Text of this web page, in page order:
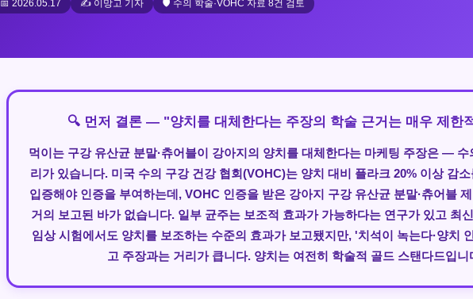
📅 2026.05.17 ✍️ 이망고 기자 🛡️ 수의 학술·VOHC 자료 8건 검토
🔍 먼저 결론 — "양치를 대체한다는 주장의 학술 근거는 매우 제한
먹이는 구강 유산균 분말·츄어블이 강아지의 양치를 대체한다는 마케팅 주장은 — 수
리가 있습니다. 미국 수의 구강 건강 협회(VOHC)는 양치 대비 플라크 20% 이상 감소
입증해야 인증을 부여하는데, VOHC 인증을 받은 강아지 구강 유산균 분말·츄어블
거의 보고된 바가 없습니다.일부 균주는 보조적 효과가 가능하다는 연구가 있고 최
임상 시험에서도 양치를 보조하는 수준의 효과가 보고됐지만, '치석이 녹는다·양치
고 주장과는 거리가 큽니다. 양치는 여전히 학술적 골드 스탠다드입니